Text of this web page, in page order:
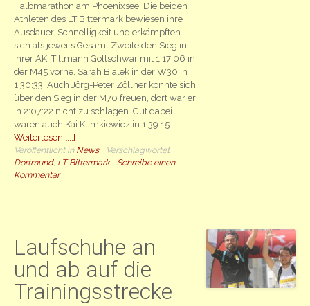
Halbmarathon am Phoenixsee. Die beiden
Athleten des LT Bittermark bewiesen ihre
Ausdauer-Schnelligkeit und erkämpften
sich als jeweils Gesamt Zweite den Sieg in
ihrer AK. Tillmann Goltschwar mit 1:17:06 in
der M45 vorne, Sarah Bialek in der W30 in
1:30:33. Auch Jörg-Peter Zöllner konnte sich
über den Sieg in der M70 freuen, dort war er
in 2:07:22 nicht zu schlagen. Gut dabei
waren auch Kai Klimkiewicz in 1:39:15
Weiterlesen [...]
Veröffentlicht in News
Verschlagwortet
Dortmund, LT Bittermark
Schreibe einen
Kommentar
Laufschuhe an
und ab auf die
Trainingsstrecke